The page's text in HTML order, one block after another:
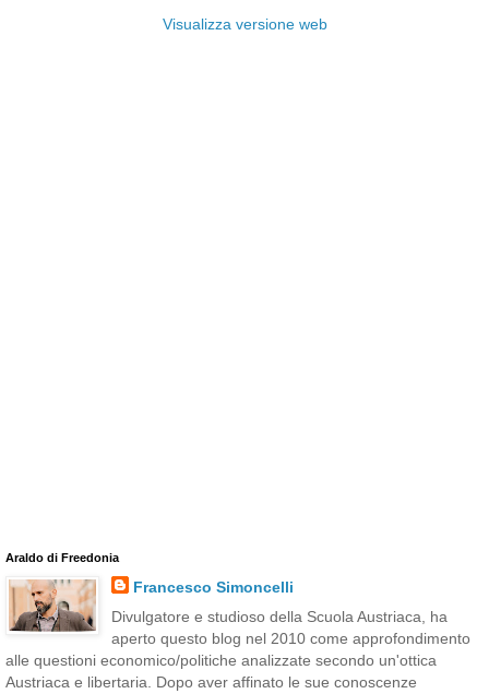
Visualizza versione web
Araldo di Freedonia
Francesco Simoncelli
Divulgatore e studioso della Scuola Austriaca, ha
aperto questo blog nel 2010 come approfondimento
alle questioni economico/politiche analizzate secondo un'ottica
Austriaca e libertaria. Dopo aver affinato le sue conoscenze